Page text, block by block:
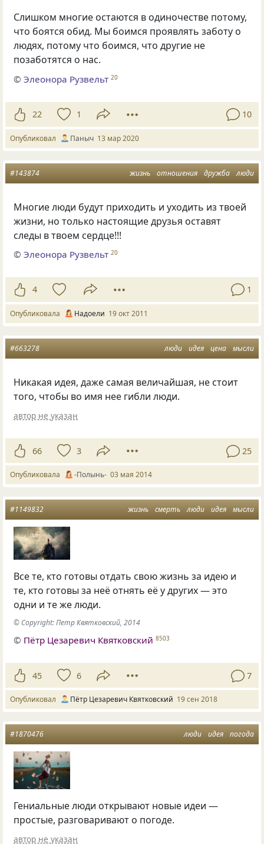
Слишком многие остаются в одиночестве потому,
что боятся обид. Мы боимся проявлять заботу о
людях, потому что боимся, что другие не
позаботятся о нас.
©Элеонора Рузвельт 20
22 1 10
Опубликовал Паныч 13 мар 2020
жизнь отношения дружба люди
#143874
Многие люди будут приходить и уходить из твоей
жизни, но только настоящие друзья оставят
следы в твоем сердце!!!
©Элеонора Рузвельт 20
4 1
Опубликовала Надоели 19 окт 2011
люди идея цена мысли
#663278
Никакая идея, даже самая величайшая, не стоит
того, чтобы во имя нее гибли люди.
автор не указан
66 3 25
Опубликовала -Полынь- 03 мая 2014
жизнь смерть люди идея мысли
#1149832
Все те, кто готовы отдать свою жизнь за идею и
те, кто готовы за неё отнять её у других — это
одни и те же люди.
© Copyright: Петр Квятковский, 2014
© Пётр Цезаревич Квятковский 8503
45 6 7
Опубликовал Пётр Цезаревич Квятковский 19 сен 2018
люди идея погода
#1870476
Гениальные люди открывают новые идеи —
простые, разговаривают о погоде.
автор не указан